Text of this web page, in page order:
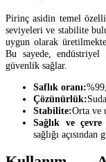
Pirinç asidin temel
seviyeleri ve stabilite
uygun olarak
Bu sayede, endüstriyel
güvenlik sağlar.
Saflık oranı:
Çözünürlük:
Stabilite:Orta ve
Sağlık ve
sağlığı